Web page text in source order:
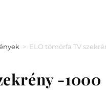
> ELO tömörfa TV
-1000